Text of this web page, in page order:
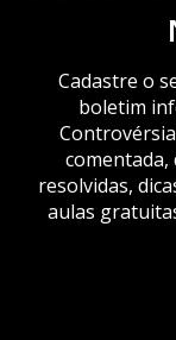
Cadastre o
boletim
comentada,
resolvidas,
aulas